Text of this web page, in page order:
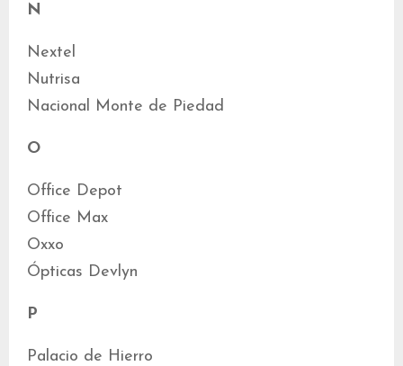
N
Nextel
Nutrisa
Nacional Monte de Piedad
O
Office Depot
Office Max
Oxxo
Ópticas Devlyn
P
Palacio de Hierro